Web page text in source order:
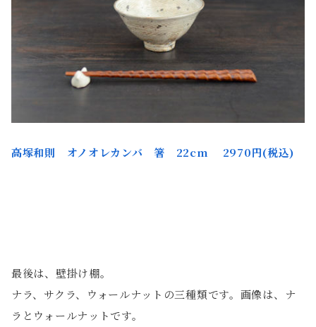
高塚和則 オノオレカンバ 箸 22cm 2970円(税込)
最後は、壁掛け棚。
ナラ、サクラ、ウォールナットの三種類です。画像は、ナ
ラとウォールナットです。